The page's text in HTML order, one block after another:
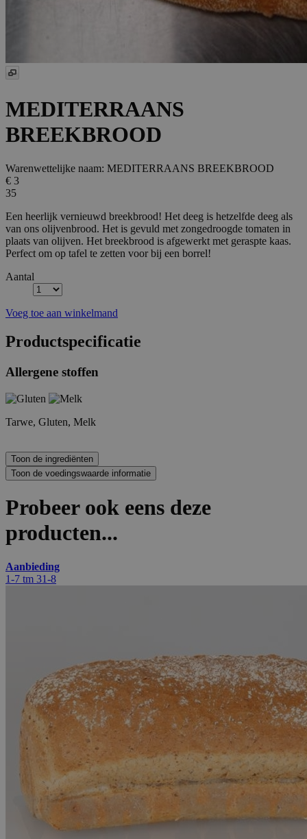
MEDITERRAANS
BREEKBROOD
Warenwettelijke naam: MEDITERRAANS BREEKBROOD
€ 3
35
Een heerlijk vernieuwd breekbrood! Het deeg is hetzelfde deeg als
van ons olijvenbrood. Het is gevuld met zongedroogde tomaten in
plaats van olijven. Het breekbrood is afgewerkt met geraspte kaas.
Perfect om op tafel te zetten voor bij een borrel!
Aantal
Voeg toe aan winkelmand
Productspecificatie
Allergene stoffen
Tarwe, Gluten, Melk
Probeer ook eens deze
producten...
Aanbieding
1-7 tm 31-8